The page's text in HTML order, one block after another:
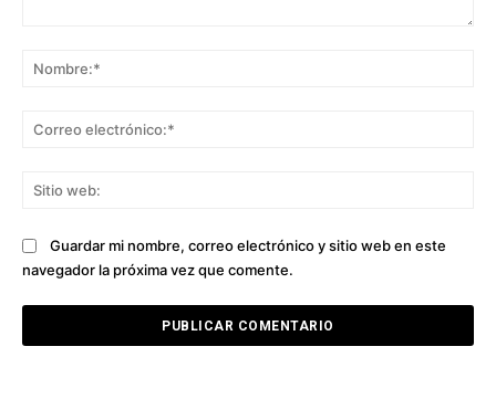
Guardar mi nombre, correo electrónico y sitio web en este
navegador la próxima vez que comente.